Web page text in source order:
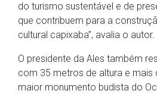
do turismo sustentável e de
que contribuem para a
cultural capixaba”, avalia o autor.
O presidente da Ales também
com 35 metros de altura e mais
maior monumento budista do